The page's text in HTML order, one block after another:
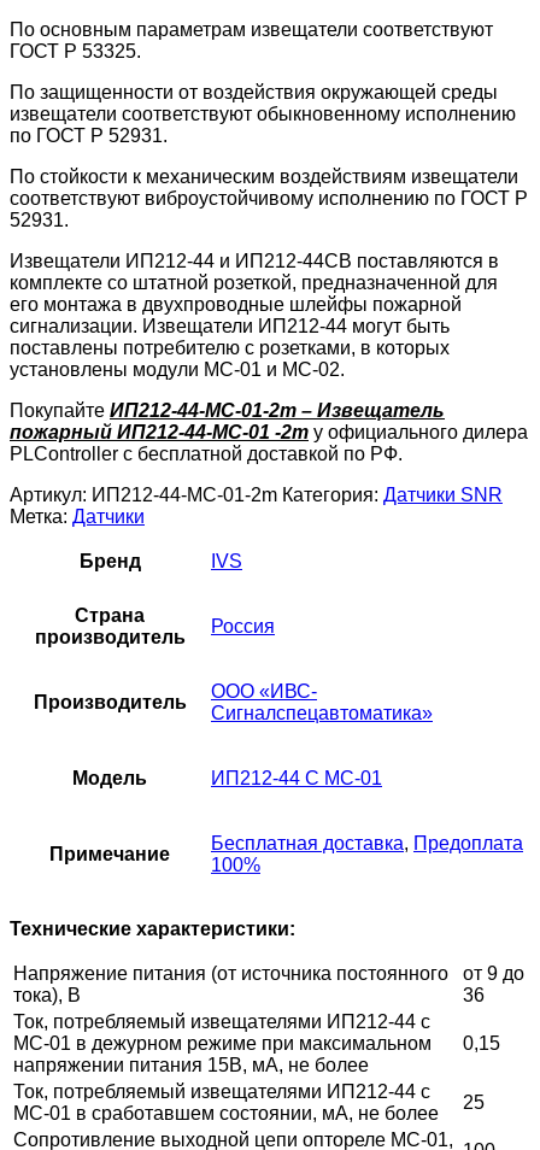
По основным параметрам извещатели соответствуют
ГОСТ Р 53325.
По защищенности от воздействия окружающей среды
извещатели соответствуют обыкновенному исполнению
по ГОСТ Р 52931.
По стойкости к механическим воздействиям извещатели
соответствуют виброустойчивому исполнению по ГОСТ Р
52931.
Извещатели ИП212-44 и ИП212-44СВ поставляются в
комплекте со штатной розеткой, предназначенной для
его монтажа в двухпроводные шлейфы пожарной
сигнализации. Извещатели ИП212-44 могут быть
поставлены потребителю с розетками, в которых
установлены модули МС-01 и МС-02.
Покупайте ИП212-44-МС-01-2m – Извещатель
пожарный ИП212-44-МС-01 -2m у официального дилера
PLController с бесплатной доставкой по РФ.
Артикул: ИП212-44-МС-01-2m Категория: Датчики SNR
Метка: Датчики
Бренд IVS
Страна
производитель
Россия
Производитель
ООО «ИВС-
Сигналспецавтоматика»
Модель ИП212-44 С МС-01
Примечание
Бесплатная доставка, Предоплата
100%
Технические характеристики:
Напряжение питания (от источника постоянного
тока), В
от 9 до
36
Ток, потребляемый извещателями ИП212-44 с
МС-01 в дежурном режиме при максимальном
напряжении питания 15В, мА, не более
0,15
Ток, потребляемый извещателями ИП212-44 с
МС-01 в сработавшем состоянии, мА, не более
25
Сопротивление выходной цепи оптореле МС-01,